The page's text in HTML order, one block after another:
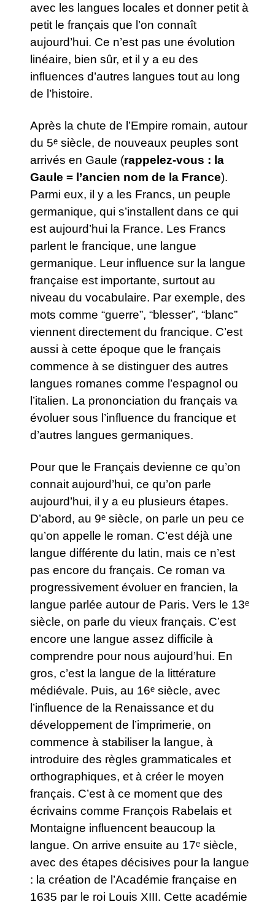
avec les langues locales et donner petit à
petit le français que l’on connaît
aujourd’hui. Ce n’est pas une évolution
linéaire, bien sûr, et il y a eu des
influences d’autres langues tout au long
de l’histoire.
Après la chute de l’Empire romain, autour
du 5ᵉ siècle, de nouveaux peuples sont
arrivés en Gaule (rappelez-vous : la
Gaule = l’ancien nom de la France).
Parmi eux, il y a les Francs, un peuple
germanique, qui s’installent dans ce qui
est aujourd’hui la France. Les Francs
parlent le francique, une langue
germanique. Leur influence sur la langue
française est importante, surtout au
niveau du vocabulaire. Par exemple, des
mots comme “guerre”, “blesser”, “blanc”
viennent directement du francique. C’est
aussi à cette époque que le français
commence à se distinguer des autres
langues romanes comme l’espagnol ou
l’italien. La prononciation du français va
évoluer sous l’influence du francique et
d’autres langues germaniques.
Pour que le Français devienne ce qu’on
connait aujourd’hui, ce qu’on parle
aujourd’hui, il y a eu plusieurs étapes.
D’abord, au 9ᵉ siècle, on parle un peu ce
qu’on appelle le roman. C’est déjà une
langue différente du latin, mais ce n’est
pas encore du français. Ce roman va
progressivement évoluer en francien, la
langue parlée autour de Paris. Vers le 13ᵉ
siècle, on parle du vieux français. C’est
encore une langue assez difficile à
comprendre pour nous aujourd’hui. En
gros, c’est la langue de la littérature
médiévale. Puis, au 16ᵉ siècle, avec
l’influence de la Renaissance et du
développement de l’imprimerie, on
commence à stabiliser la langue, à
introduire des règles grammaticales et
orthographiques, et à créer le moyen
français. C’est à ce moment que des
écrivains comme François Rabelais et
Montaigne influencent beaucoup la
langue. On arrive ensuite au 17ᵉ siècle,
avec des étapes décisives pour la langue
: la création de l’Académie française en
1635 par le roi Louis XIII. Cette académie